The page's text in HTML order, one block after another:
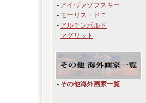
|- アイヴァゾフスキー
|- モーリス・ドニ
|- アルチンボルド
|- マグリット
|- その他海外画家一覧